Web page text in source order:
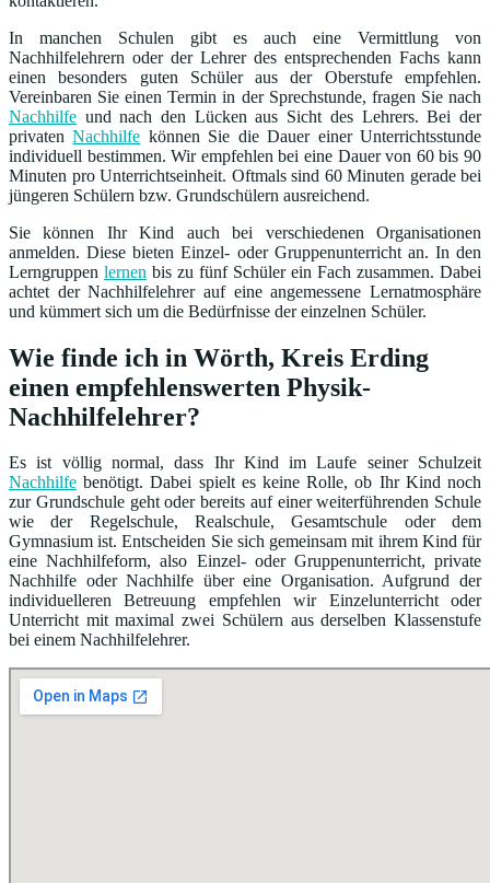
In manchen Schulen gibt es auch eine Vermittlung von
Nachhilfelehrern oder der Lehrer des entsprechenden Fachs kann
einen besonders guten Schüler aus der Oberstufe empfehlen.
Vereinbaren Sie einen Termin in der Sprechstunde, fragen Sie nach
Nachhilfe und nach den Lücken aus Sicht des Lehrers. Bei der
privatenNachhilfe können Sie die Dauer einer Unterrichtsstunde
individuell bestimmen. Wir empfehlen bei eine Dauer von 60 bis 90
Minuten pro Unterrichtseinheit. Oftmals sind 60 Minuten gerade bei
jüngeren Schülern bzw. Grundschülern ausreichend.
Sie können Ihr Kind auch bei verschiedenen Organisationen
anmelden. Diese bieten Einzel- oder Gruppenunterricht an. In den
Lerngruppen lernen bis zu fünf Schüler ein Fach zusammen. Dabei
achtet der Nachhilfelehrer auf eine angemessene Lernatmosphäre
und kümmert sich um die Bedürfnisse der einzelnen Schüler.
Wie finde ich in Wörth, Kreis Erding
einen empfehlenswerten Physik-
Nachhilfelehrer?
Es ist völlig normal, dass Ihr Kind im Laufe seiner Schulzeit
Nachhilfe benötigt. Dabei spielt es keine Rolle, ob Ihr Kind noch
zur Grundschule geht oder bereits auf einer weiterführenden Schule
wie der Regelschule, Realschule, Gesamtschule oder dem
Gymnasium ist. Entscheiden Sie sich gemeinsam mit ihrem Kind für
eine Nachhilfeform, also Einzel- oder Gruppenunterricht, private
Nachhilfe oder Nachhilfe über eine Organisation. Aufgrund der
individuelleren Betreuung empfehlen wir Einzelunterricht oder
Unterricht mit maximal zwei Schülern aus derselben Klassenstufe
bei einem Nachhilfelehrer.